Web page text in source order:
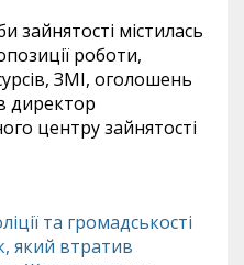
зайнятості містилась
роботи,
ЗМІ, оголошень
директор
центру зайнятості
та громадськості
який втратив